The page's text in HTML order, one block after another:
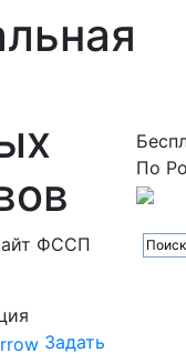
ФССП
Задать
По